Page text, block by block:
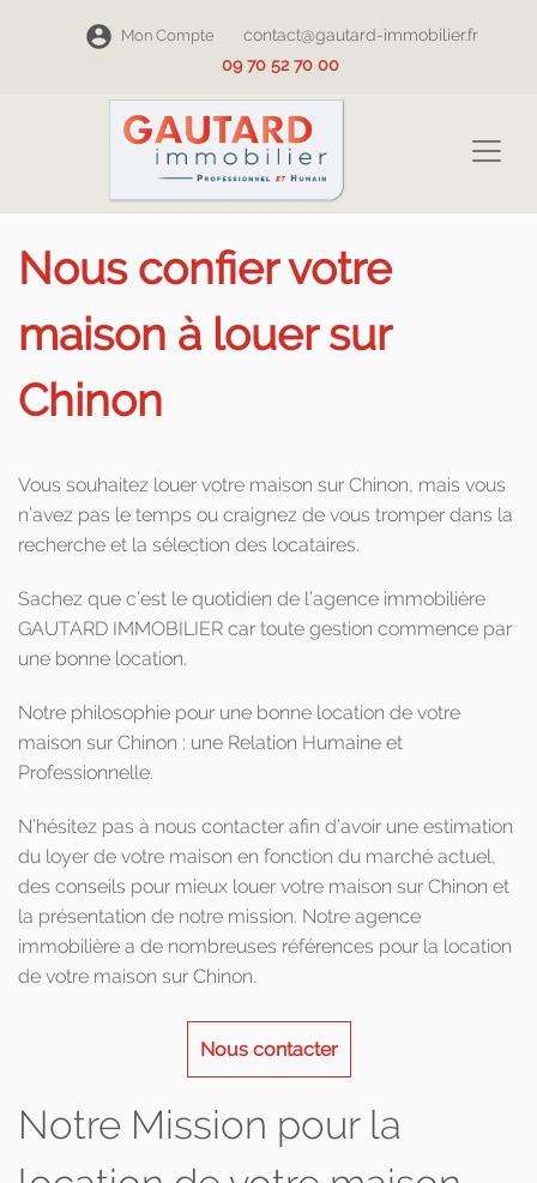
Mon Compte
contact@gautard-immobilier.fr
09 70 52 70 00
Nous confier votre
maison à louer sur
Chinon
Vous souhaitez louer votre maison sur Chinon, mais vous
n’avez pas le temps ou craignez de vous tromper dans la
recherche et la sélection des locataires.
Sachez que c’est le quotidien de l’agence immobilière
GAUTARD IMMOBILIER car toute gestion commence par
une bonne location.
Notre philosophie pour une bonne location de votre
maison sur Chinon : une Relation Humaine et
Professionnelle.
N’hésitez pas à nous contacter afin d’avoir une estimation
du loyer de votre maison en fonction du marché actuel,
des conseils pour mieux louer votre maison sur Chinon et
la présentation de notre mission. Notre agence
immobilière a de nombreuses références pour la location
de votre maison sur Chinon.
Nous contacter
Notre Mission pour la